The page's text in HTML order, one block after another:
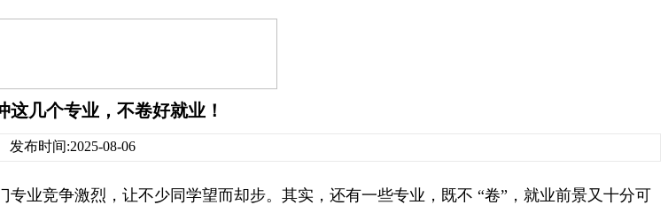
这几个专业，不卷好就业！
发布时间:2025-08-06
业竞争激烈，让不少同学望而却步。其实，还有一些专业，既不 “卷”，就业前景又十分可